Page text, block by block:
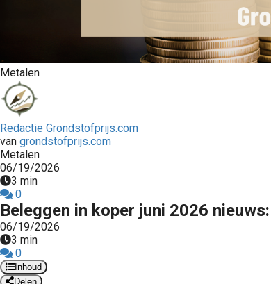
Metalen
Redactie Grondstofprijs.com
van grondstofprijs.com
Metalen
06/19/2026
3 min
0
Beleggen in koper juni 2026
06/19/2026
3 min
0
Inhoud
Delen